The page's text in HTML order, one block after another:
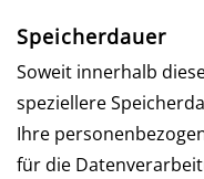
Speicherdauer
Soweit innerhalb
speziellere
Ihre
für die